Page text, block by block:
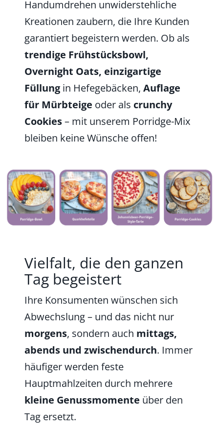
Handumdrehen unwiderstehliche
Kreationen zaubern, die Ihre Kunden
garantiert begeistern werden. Ob als
trendige Frühstücksbowl,
Overnight Oats, einzigartige
Füllung in Hefegebäcken, Auflage
für Mürbteige oder als crunchy
Cookies– mit unserem Porridge-Mix
bleiben keine Wünsche offen!
Vielfalt, die den ganzen
Tag begeistert
Ihre Konsumenten wünschen sich
Abwechslung – und das nicht nur
morgens, sondern auch mittags,
abends und zwischendurch. Immer
häufiger werden feste
Hauptmahlzeiten durch mehrere
kleine Genussmomente über den
Tag ersetzt.